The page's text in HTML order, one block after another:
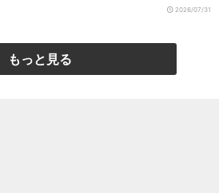
2026/07/31
もっと見る